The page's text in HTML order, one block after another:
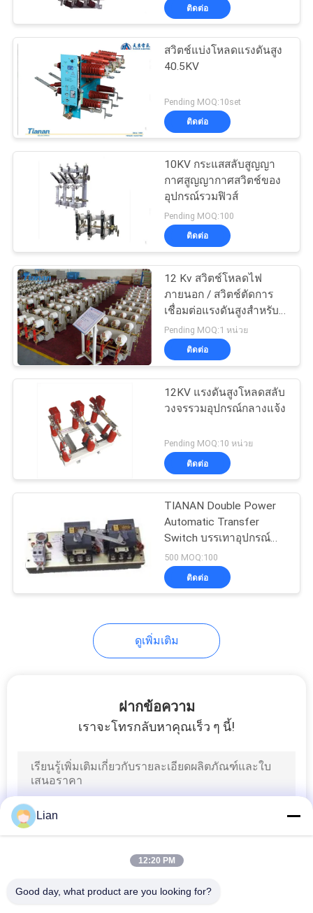
ขอ
ราคา
แผนผัง
เว็บไซต์
PRIVACY
POLICY
ติดต่อ
สวิตช์แบ่งโหลดแรงดันสูง
40.5KV
Pending MOQ:10set
ติดต่อ
10KV กระแสสลับสูญญา
กาศสูญญากาศสวิตช์ของ
อุปกรณ์รวมฟิวส์
Pending MOQ:100
ติดต่อ
12 Kv สวิตช์โหลดไฟ
ภายนอก / สวิตช์ตัดการ
เชื่อมต่อแรงดันสูงสำหรับ
ระบบไฟฟ้ากำลัง
Pending MOQ:1 หน่วย
ติดต่อ
12KV แรงดันสูงโหลดสลับ
วงจรรวมอุปกรณ์กลางแจ้ง
Pending MOQ:10 หน่วย
ติดต่อ
TIANAN Double Power
Automatic Transfer
Switch บรรเทาอุปกรณ์
หน่วงเวลา
500 MOQ:100
ติดต่อ
ดูเพิ่มเติม
ฝากข้อความ
เราจะโทรกลับหาคุณเร็ว ๆ นี้!
Lian
12:20 PM
Good day, what product are you looking for?